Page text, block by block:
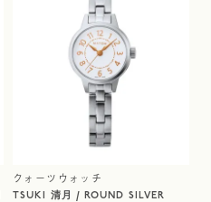
クォーツウォッチ
TSUKI 清月 / ROUND SILVER